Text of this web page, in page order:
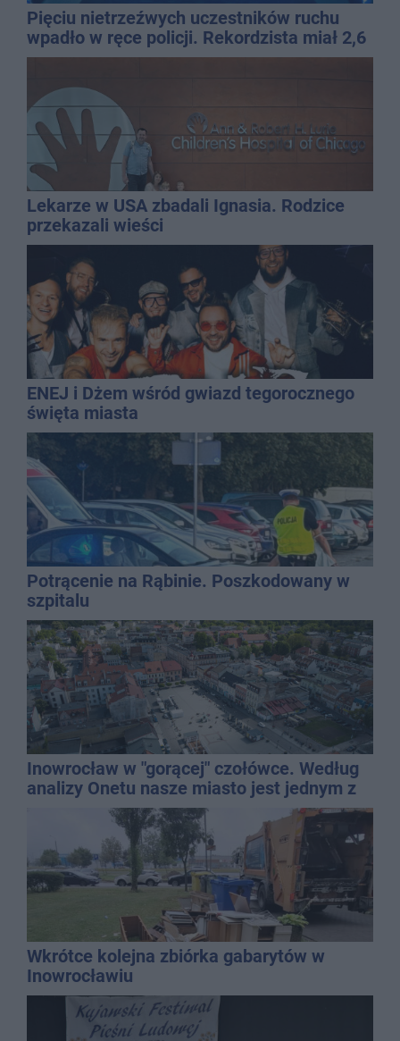
Pięciu nietrzeźwych uczestników ruchu
wpadło w ręce policji. Rekordzista miał 2,6
promila
Lekarze w USA zbadali Ignasia. Rodzice
przekazali wieści
ENEJ i Dżem wśród gwiazd tegorocznego
święta miasta
Potrącenie na Rąbinie. Poszkodowany w
szpitalu
Inowrocław w "gorącej" czołówce. Według
analizy Onetu nasze miasto jest jednym z
najbardziej narażonych na upały
Wkrótce kolejna zbiórka gabarytów w
Inowrocławiu